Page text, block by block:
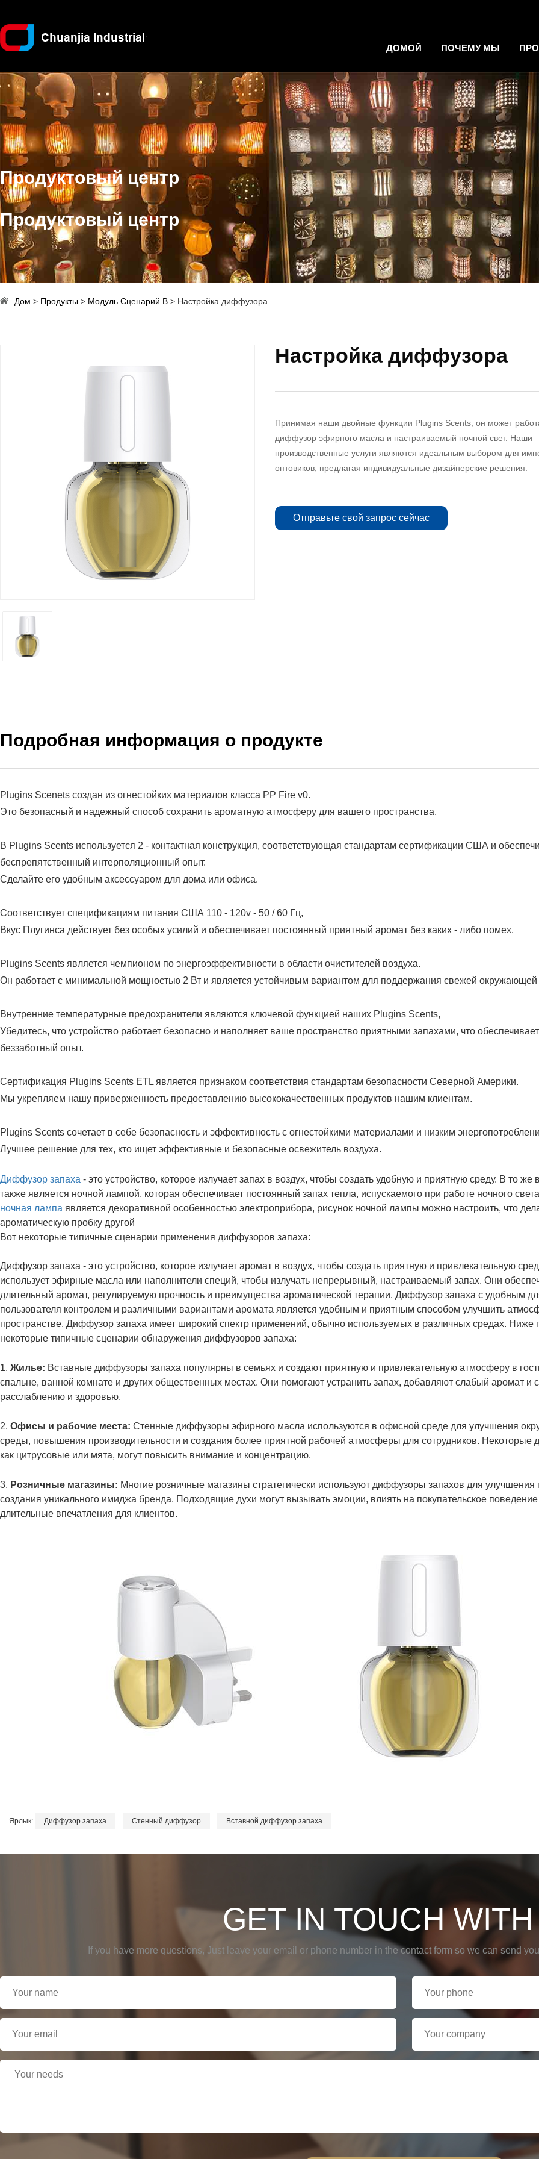
ДОМОЙ ПОЧЕМУ МЫ
Продуктовый центр
Продуктовый центр
Дом > Продукты > Модуль Сценарий B > Настройка диффузора
Настройка диффузора
Принимая наши двойные функции Plugins Scents, он может
диффузор эфирного масла и настраиваемый ночной свет. Наши
производственные услуги являются идеальным выбором для
оптовиков, предлагая индивидуальные дизайнерские решения.
Отправьте свой запрос сейчас
Подробная информация о продукте
Plugins Scenets создан из огнестойких материалов класса PP Fire v0.
Это безопасный и надежный способ сохранить ароматную атмосферу для вашего пространства.
В Plugins Scents используется 2 - контактная конструкция, соответствующая стандартам сертификации США и
беспрепятственный интерполяционный опыт.
Сделайте его удобным аксессуаром для дома или офиса.
Соответствует спецификациям питания США 110 - 120v - 50 / 60 Гц,
Вкус Плугинса действует без особых усилий и обеспечивает постоянный приятный аромат без каких - либо помех.
Plugins Scents является чемпионом по энергоэффективности в области очистителей воздуха.
Он работает с минимальной мощностью 2 Вт и является устойчивым вариантом для поддержания свежей
Внутренние температурные предохранители являются ключевой функцией наших Plugins Scents,
Убедитесь, что устройство работает безопасно и наполняет ваше пространство приятными запахами, что обеспечивает
беззаботный опыт.
Сертификация Plugins Scents ETL является признаком соответствия стандартам безопасности Северной Америки.
Мы укрепляем нашу приверженность предоставлению высококачественных продуктов нашим клиентам.
Plugins Scents сочетает в себе безопасность и эффективность с огнестойкими материалами и низким
Лучшее решение для тех, кто ищет эффективные и безопасные освежитель воздуха.
Диффузор запаха - это устройство, которое излучает запах в воздух, чтобы создать удобную и приятную среду. В то же
также является ночной лампой, которая обеспечивает постоянный запах тепла, испускаемого при работе ночного
ночная лампа является декоративной особенностью электроприбора, рисунок ночной лампы можно настроить, что
ароматическую пробку другой
Вот некоторые типичные сценарии применения диффузоров запаха:
Диффузор запаха - это устройство, которое излучает аромат в воздух, чтобы создать приятную и привлекательную
использует эфирные масла или наполнители специй, чтобы излучать непрерывный, настраиваемый запах. Они
длительный аромат, регулируемую прочность и преимущества ароматической терапии. Диффузор запаха с удобным
пользователя контролем и различными вариантами аромата является удобным и приятным способом улучшить
пространстве. Диффузор запаха имеет широкий спектр применений, обычно используемых в различных средах. Ниже
некоторые типичные сценарии обнаружения диффузоров запаха:
1. Жилье: Вставные диффузоры запаха популярны в семьях и создают приятную и привлекательную атмосферу в
спальне, ванной комнате и других общественных местах. Они помогают устранить запах, добавляют слабый аромат и
расслаблению и здоровью.
2. Офисы и рабочие места: Стенные диффузоры эфирного масла используются в офисной среде для улучшения
среды, повышения производительности и создания более приятной рабочей атмосферы для сотрудников. Некоторые
как цитрусовые или мята, могут повысить внимание и концентрацию.
3. Розничные магазины: Многие розничные магазины стратегически используют диффузоры запахов для улучшения
создания уникального имиджа бренда. Подходящие духи могут вызывать эмоции, влиять на покупательское поведение
длительные впечатления для клиентов.
Ярлык: Диффузор запаха Стенный диффузор Вставной диффузор запаха
GET IN TOUCH
If you have more questions, Just leave your email or phone number in the contact form so we can send